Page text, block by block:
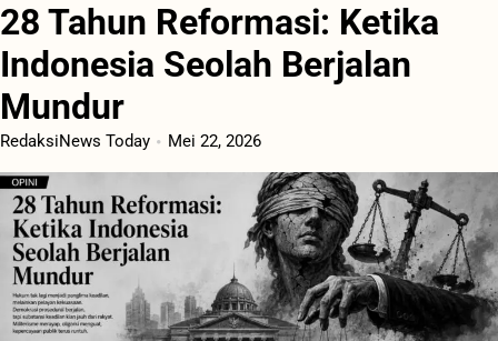
28 Tahun Reformasi: Ketika
Indonesia Seolah Berjalan
Mundur
RedaksiNews Today Mei 22, 2026